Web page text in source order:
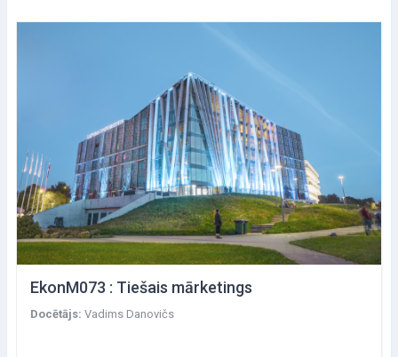
EkonM073 : Tiešais mārketings
Docētājs: Vadims Danovičs